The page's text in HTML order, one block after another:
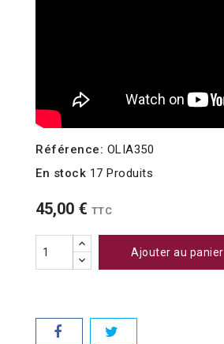
Référence: OLIA350
En stock 17 Produits
45,00 € TTC
Ajouter au panier